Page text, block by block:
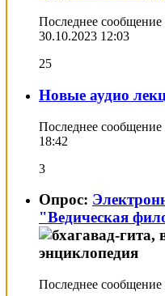
Последнее сообщение
30.10.2023 12:03
25
Новые аудио
Последнее сообщение
18:42
3
Опрос:
"Ведическая
Последнее сообщение